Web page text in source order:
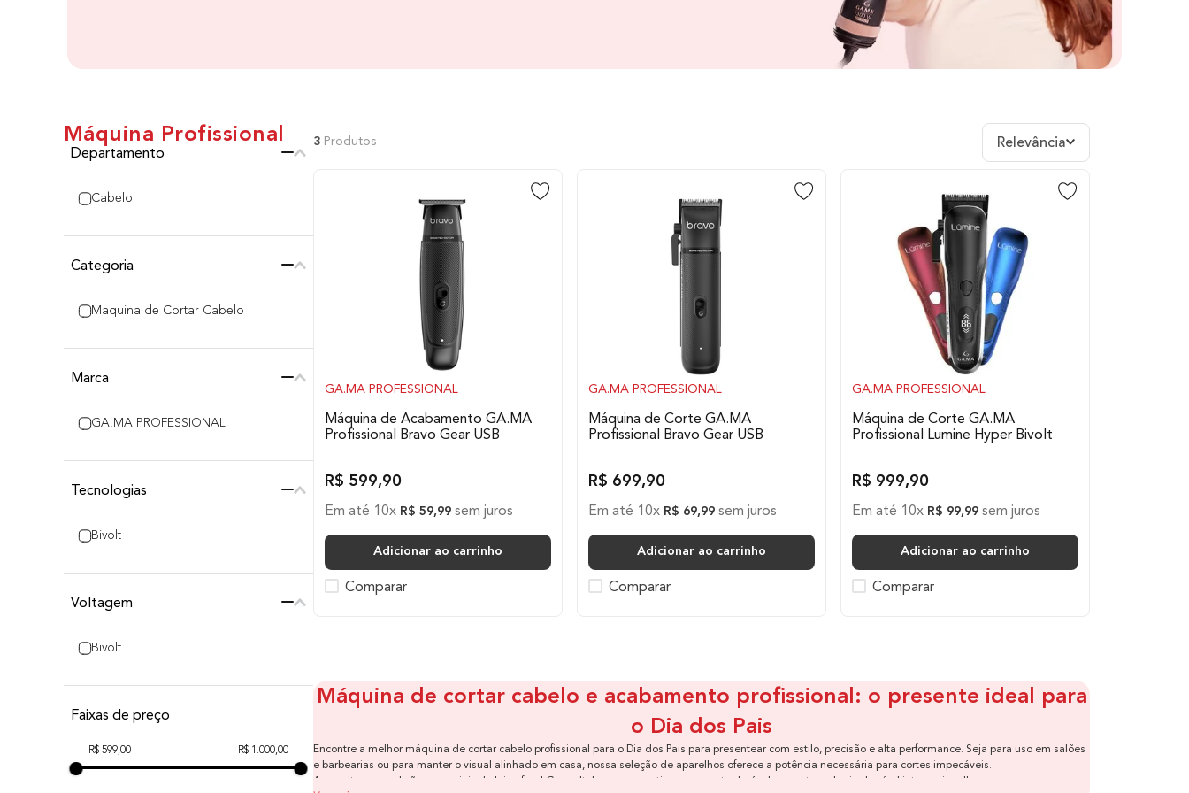
Máquina Profissional
Departamento
Cabelo
Categoria
Maquina de Cortar Cabelo
Marca
GA.MA PROFESSIONAL
Tecnologias
Bivolt
Voltagem
Bivolt
Faixas de preço
R$ 599,00 R$ 1.000,00
3 Produtos Relevância
GA.MA PROFESSIONAL
Máquina de Acabamento GA.MA
Profissional Bravo Gear USB
R$ 599,90
Em até 10x R$ 59,99 sem juros
Adicionar ao carrinho
Comparar
GA.MA PROFESSIONAL
Máquina de Corte GA.MA
Profissional Bravo Gear USB
R$ 699,90
Em até 10x R$ 69,99 sem juros
Adicionar ao carrinho
Comparar
GA.MA PROFESSIONAL
Máquina de Corte GA.MA
Profissional Lumine Hyper Bivolt
R$ 999,90
Em até 10x R$ 99,99 sem juros
Adicionar ao carrinho
Comparar
Máquina de cortar cabelo e acabamento profissional: o presente ideal para
o Dia dos Pais
Encontre a melhor máquina de cortar cabelo profissional para o Dia dos Pais para presentear com estilo, precisão e alta performance. Seja para uso em salões
e barbearias ou para manter o visual alinhado em casa, nossa seleção de aparelhos oferece a potência necessária para cortes impecáveis.
Aproveite as condições especiais da loja oficial Gama Italy para garantir um presente durável e com tecnologia de nível internacional!